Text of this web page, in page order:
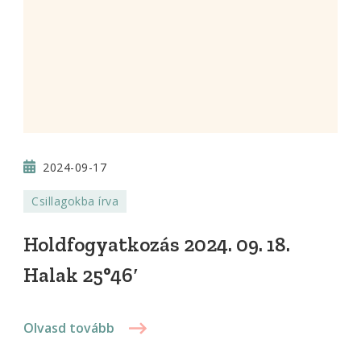
2024-09-17
Csillagokba írva
Holdfogyatkozás 2024. 09. 18.
Halak 25°46′
Olvasd tovább